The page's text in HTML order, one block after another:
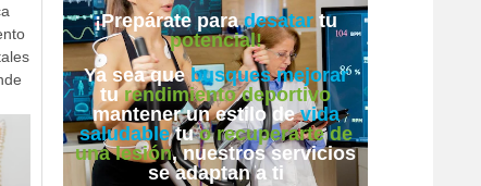
¡Prepárate para desatar tu
potencial!
Ya sea que busques mejorar
tu rendimiento deportivo
mantener un estilo de vida
saludable tu o recuperarte de
una lesión, nuestros servicios
se adaptan a ti